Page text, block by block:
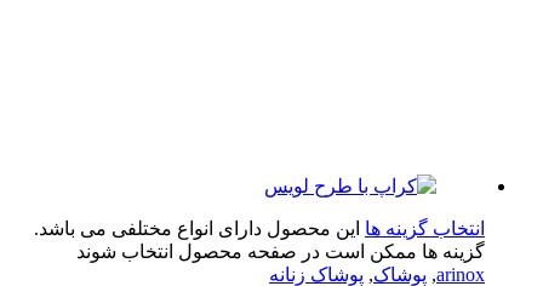
گزینه ها این محصول دارای انواع مختلفی می باشد.
ها ممکن است در صفحه محصول انتخاب شوند
پوشاک,پوشاک زنانه